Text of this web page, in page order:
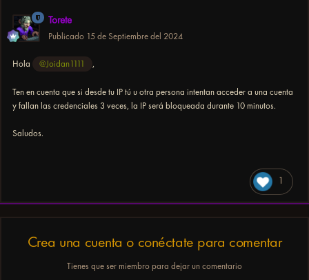
Torete
Publicado 15 de Septiembre del 2024
Hola @Joidan1111 ,
Ten en cuenta que si desde tu IP tú u otra persona intentan acceder a una cuenta
y fallan las credenciales 3 veces, la IP será bloqueada durante 10 minutos.
Saludos.
1
Crea una cuenta o conéctate para comentar
Tienes que ser miembro para dejar un comentario